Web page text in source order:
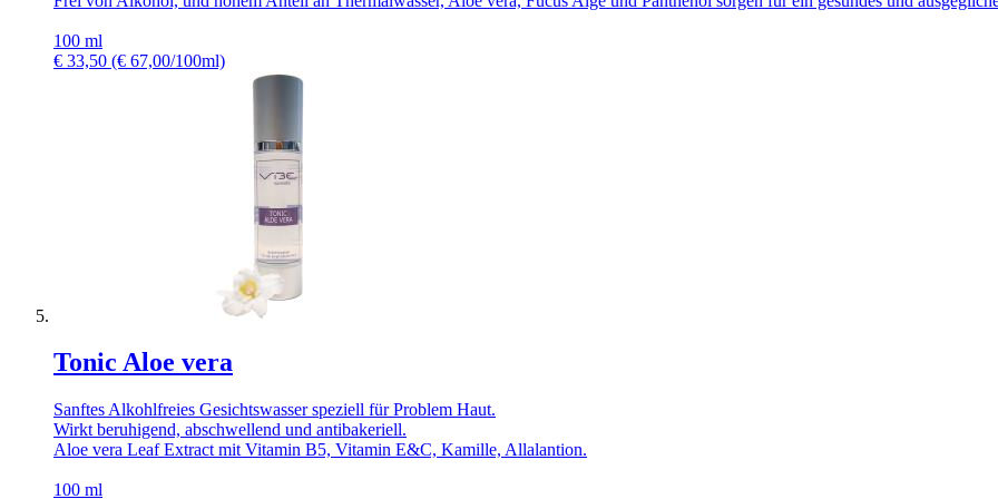
100 ml
€ 33,50 (€ 67,00/100ml)
Tonic Aloe vera
Sanftes Alkohlfreies Gesichtswasser speziell für Problem Haut.
Wirkt beruhigend, abschwellend und antibakeriell.
Aloe vera Leaf Extract mit Vitamin B5, Vitamin E&C, Kamille, Allalantion.
100 ml